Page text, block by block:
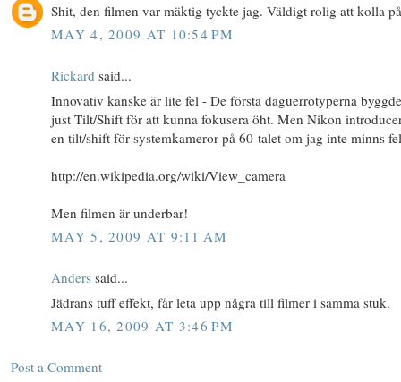
Shit, den filmen var mäktig tyckte jag. Väldigt rolig att kolla
MAY 4, 2009 AT 10:54 PM
Rickard said...
Innovativ kanske är lite fel - De första daguerrotyperna
just Tilt/Shift för att kunna fokusera öht. Men Nikon
en tilt/shift för systemkameror på 60-talet om jag inte minns
http://en.wikipedia.org/wiki/View_camera
Men filmen är underbar!
MAY 5, 2009 AT 9:11 AM
Anders said...
Jädrans tuff effekt, får leta upp några till filmer i samma stuk.
MAY 16, 2009 AT 3:46 PM
Post a Comment